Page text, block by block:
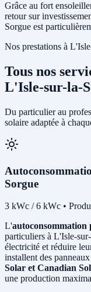
Grâce au fort
retour sur
Sorgue est
Nos prestations à
Tous nos
L'Isle-sur-la-
Du particulier au
solaire adaptée à
Sorgue
3 kWc / 6 kWc •
L'autoconsommation
particuliers à L'Isle-
électricité et réduire
installent des
Solar et Canadian
une production